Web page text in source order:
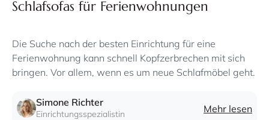
Schlafsofas für Ferienwohnungen
Die Suche nach der besten Einrichtung für eine
Ferienwohnung kann schnell Kopfzerbrechen mit sich
bringen. Vor allem, wenn es um neue Schlafmöbel geht.
Simone Richter
Einrichtungsspezialistin Mehr lesen